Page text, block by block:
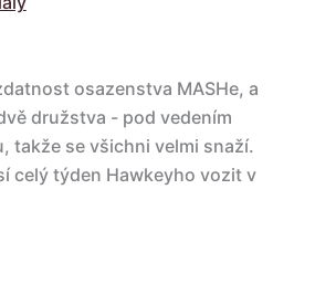
osazenstva MASHe, a
družstva - pod vedením
takže se všichni velmi snaží.
celý týden Hawkeyho vozit v